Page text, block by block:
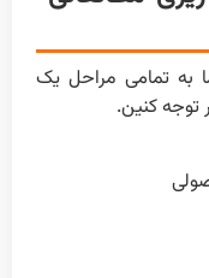
به تمامی مراحل یک
توجه کنین.